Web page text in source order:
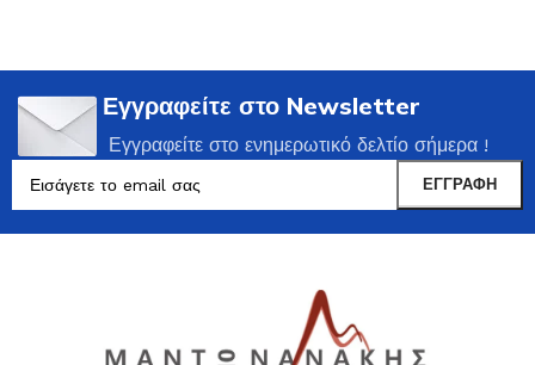
Εγγραφείτε στο Newsletter
Εγγραφείτε στο ενημερωτικό δελτίο σήμερα !